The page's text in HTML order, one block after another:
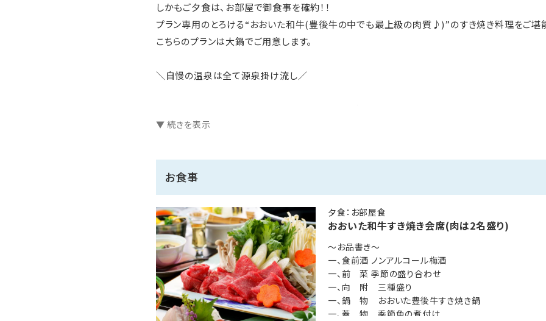
しかもご夕食は、お部屋で御食事を確約！！
プラン専用のとろける“おおいた和牛(豊後牛の中でも最上級の肉質♪)”のすき焼き料理をご堪
こちらのプランは大鍋でご用意します。
＼自慢の温泉は全て源泉掛け流し／
①和室 くつろぎの12畳
※お好みのお部屋タイプでご予約ください。
◆ご夕食◆
おおいた和牛のすき焼きがメインの和食会席料理になります。
※お食事場所はお部屋
但し、お部屋の定員数を超えてのお食事はできません。ご予約後、改めてご案内させていただ
※お食事付きで有料のお子様は小学生向けランチ・幼児向けランチをご用意致します。
※お子様(小学生・未就学児）で大人と同じ料理をご希望の場合は、大人と同料金となります。
大人と同じ料理がご希望の場合は、大人でご予約ください。
▼ 続きを表示
お食事
夕食：お部屋食
おおいた和牛すき焼き会席(肉は2名盛り)
～お品書き～
一、食前酒 ノンアルコール梅酒
一、前 菜 季節の盛り合わせ
一、向 附 三種盛り
一、鍋 物 おおいた豊後牛すき焼き鍋
一、蓋 物 季節魚の煮付け